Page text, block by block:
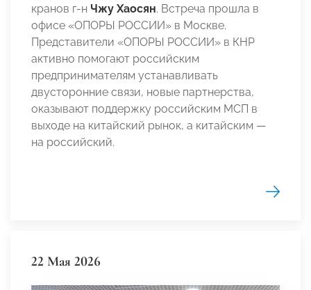
кранов г-н Чжу Хаосян. Встреча прошла в
офисе «ОПОРЫ РОССИИ» в Москве.
Представители «ОПОРЫ РОССИИ» в КНР
активно помогают российским
предпринимателям устанавливать
двусторонние связи, новые партнерства,
оказывают поддержку российским МСП в
выходе на китайский рынок, а китайским —
на российский.
22 Мая 2026